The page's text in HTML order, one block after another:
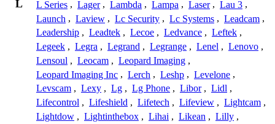
L L Series , Lager , Lambda , Lampa , Laser , Lau 3 ,
Launch , Laview , Lc Security , Lc Systems , Leadcam ,
Leadership , Leadtek , Lecoe , Ledvance , Leftek ,
Legeek , Legra , Legrand , Legrange , Lenel , Lenovo ,
Lensoul , Leocam , Leopard Imaging ,
Leopard Imaging Inc , Lerch , Leshp , Levelone ,
Levscam , Lexy , Lg , Lg Phone , Libor , Lidl ,
Lifecontrol , Lifeshield , Lifetech , Lifeview , Lightcam ,
Lightdow , Lightinthebox , Lihai , Likean , Lilly ,